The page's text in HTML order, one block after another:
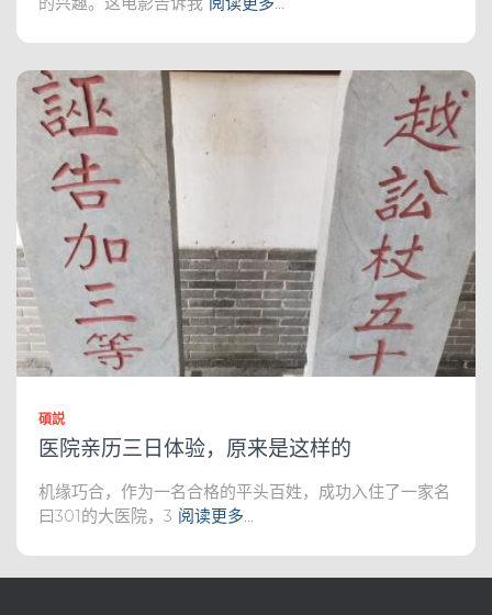
碩説
医院亲历三日体验，原来是这样的
机缘巧合，作为一名合格的平头百姓，成功入住了一家名
曰301的大医院，3 阅读更多…